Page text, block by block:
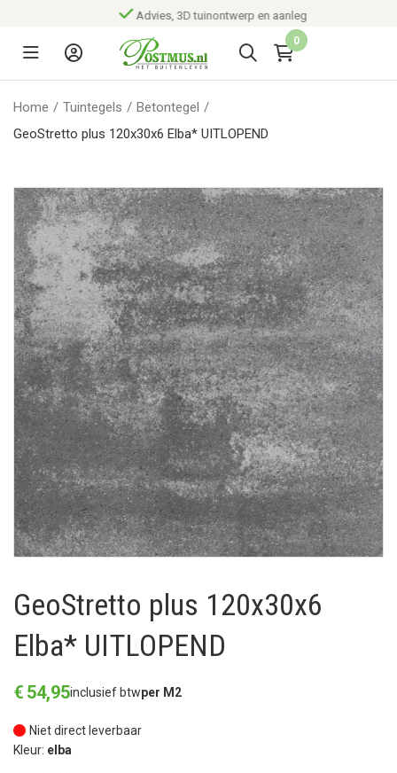
Advies, 3D tuinontwerp en aanleg
0
Home / Tuintegels / Betontegel /
GeoStretto plus 120x30x6 Elba* UITLOPEND
GeoStretto plus 120x30x6
Elba* UITLOPEND
€ 54,95inclusief btwper M2
Niet direct leverbaar
Kleur: elba